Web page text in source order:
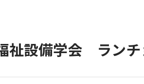
祉設備学会 ランチ